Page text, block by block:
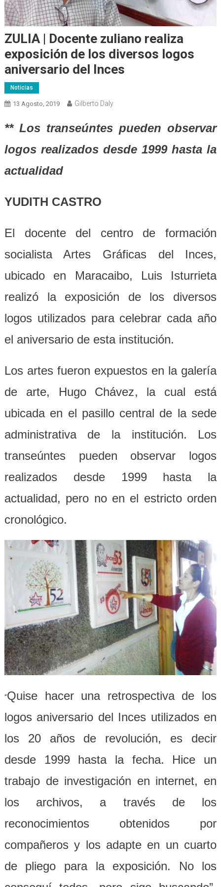
ZULIA | Docente zuliano realiza
exposición de los diversos logos
aniversario del Inces
Noticias
13 Agosto, 2019 Gilberto Daly
** Los transeúntes pueden observar
logos realizados desde1999hasta la
actualidad
YUDITH CASTRO
El docente del centro de formación
socialista Artes Gráficas del Inces,
ubicado en Maracaibo, Luis Isturrieta
realizó la exposición de los diversos
logos utilizados para celebrar cada año
el aniversario de esta institución.
Los artes fueron expuestos en la galería
de arte, Hugo Chávez, la cual está
ubicada en el pasillo central de la sede
administrativa de la institución. Los
transeúntes pueden observar logos
realizados desde 1999 hasta la
actualidad, pero no en el estricto orden
cronológico.
“Quise hacer una retrospectiva de los
logos aniversario del Inces utilizados en
los 20 años de revolución, es decir
desde 1999 hasta la fecha. Hice un
trabajo de investigación en internet, en
los archivos, a través de los
reconocimientos obtenidos por
compañeros y los adapte en un cuarto
de pliego para la exposición. No los